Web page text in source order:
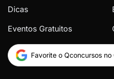
Dicas
Eventos Gratuitos
Favorite o Qconcursos no